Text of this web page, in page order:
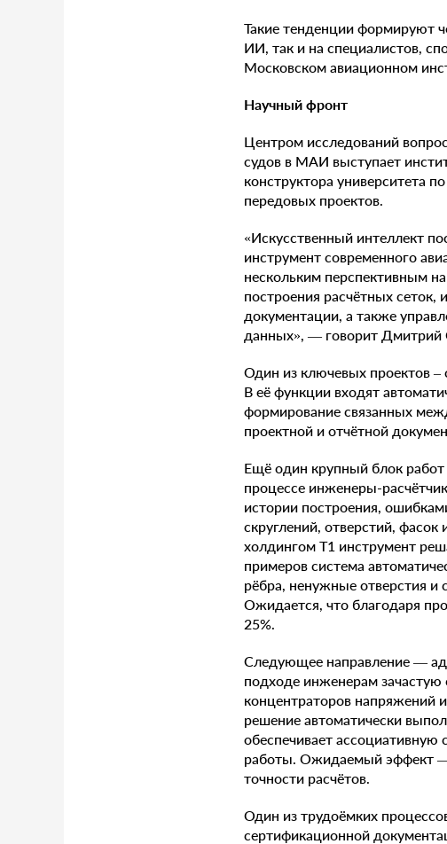
Такие тенденции формируют
ИИ, так и на специалистов,
Московском авиационном
Научный фронт
Центром исследований
судов в МАИ выступает
конструктора университета
передовых проектов.
«Искусственный интеллект
инструмент современного
нескольким перспективным
построения расчётных сеток,
документации, а также
данных», — говорит Дмитрий
Один из ключевых проектов
В её функции входят
формирование связанных
проектной и отчётной
Ещё один крупный блок
процессе инженеры-
истории построения,
скруглений, отверстий,
холдингом Т1 инструмент
примеров система
рёбра, ненужные отверстия и
Ожидается, что благодаря
25%.
Следующее направление —
подходе инженерам
концентраторов напряжений
решение автоматически
обеспечивает ассоциативную
работы. Ожидаемый эффект —
точности расчётов.
Один из трудоёмких
сертификационной